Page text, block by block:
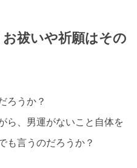
祓いや祈願はその
ろうか？
ら、男運がないこと自体を
も言うのだろうか？